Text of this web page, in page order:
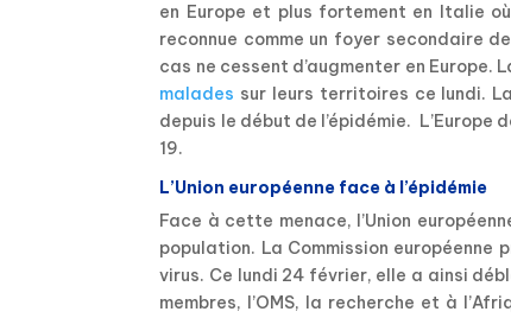
en Europe et plus fortement en Italie où
reconnue comme un foyer secondaire
cas ne cessent d’augmenter en Europe.
malades sur leurs territoires ce lundi.
depuis le début de l’épidémie.
19.
L’Union européenne face à l’épidémie
Face à cette menace, l’Union
population. La Commission
virus. Ce lundi 24 février, elle a ainsi
membres, l’OMS, la recherche et à